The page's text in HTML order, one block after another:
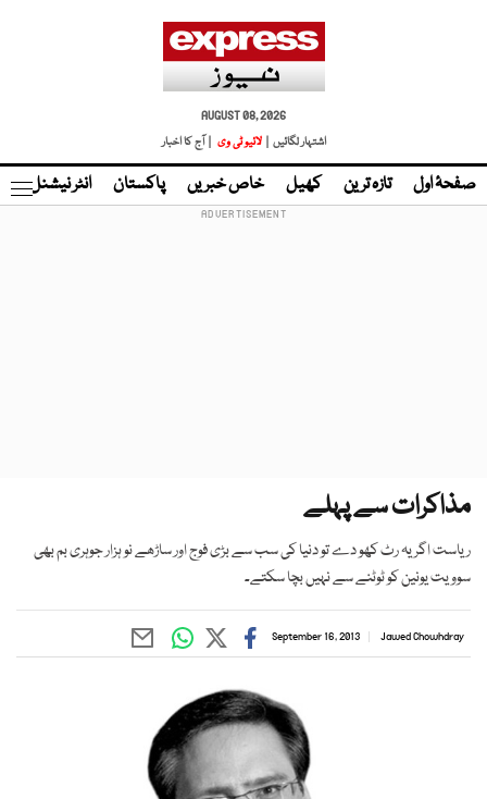
AUGUST 08, 2026
اشتہار لگائیں |
لائیو ٹی وی | آج کا اخبار
صفحۂ اول تازہ ترین کھیل خاص خبریں پاکستان انٹر نیشنل
مذاکرات سے پہلے
ریاست اگر یہ رٹ کھو دے تو دنیا کی سب سے بڑی فوج اور ساڑھے نو ہزار جوہری بم بھی
سوویت یونین کو ٹوٹنے سے نہیں بچا سکتے۔
Jawed Chowhdray
September 16, 2013